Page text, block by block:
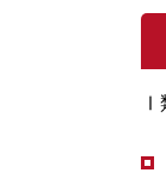
Ⅰ